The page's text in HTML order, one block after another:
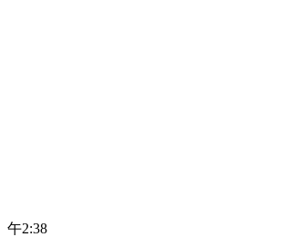
午2:38